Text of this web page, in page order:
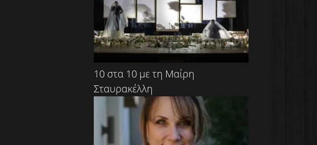
10 στα 10 με τη Μαίρη
Σταυρακέλλη